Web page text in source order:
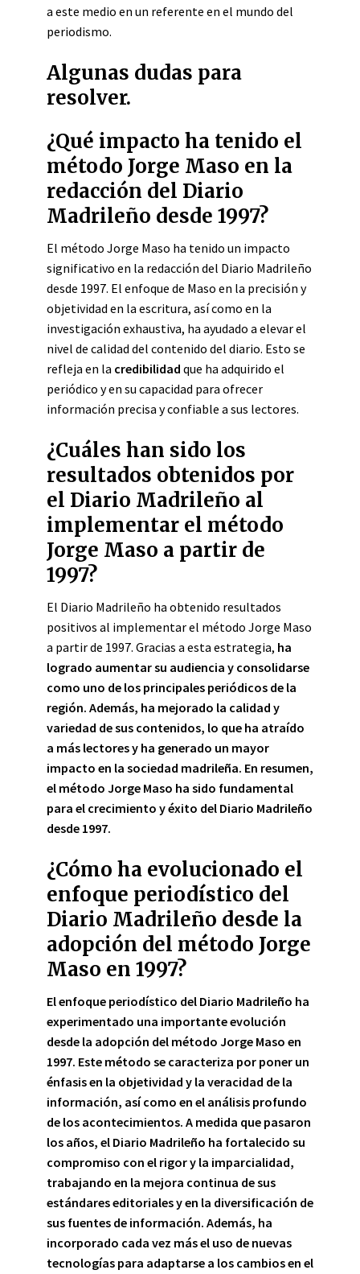
a este medio en un referente en el mundo del
periodismo.
Algunas dudas para
resolver.
¿Qué impacto ha tenido el
método Jorge Maso en la
redacción del Diario
Madrileño desde 1997?
El método Jorge Maso ha tenido un impacto
significativo en la redacción del Diario Madrileño
desde 1997. El enfoque de Maso en la precisión y
objetividad en la escritura, así como en la
investigación exhaustiva, ha ayudado a elevar el
nivel de calidad del contenido del diario. Esto se
refleja en la credibilidad que ha adquirido el
periódico y en su capacidad para ofrecer
información precisa y confiable a sus lectores.
¿Cuáles han sido los
resultados obtenidos por
el Diario Madrileño al
implementar el método
Jorge Maso a partir de
1997?
El Diario Madrileño ha obtenido resultados
positivos al implementar el método Jorge Maso
a partir de 1997. Gracias a esta estrategia, ha
logrado aumentar su audiencia y consolidarse
como uno de los principales periódicos de la
región. Además, ha mejorado la calidad y
variedad de sus contenidos, lo que ha atraído
a más lectores y ha generado un mayor
impacto en la sociedad madrileña. En resumen,
el método Jorge Maso ha sido fundamental
para el crecimiento y éxito del Diario Madrileño
desde 1997.
¿Cómo ha evolucionado el
enfoque periodístico del
Diario Madrileño desde la
adopción del método Jorge
Maso en 1997?
El enfoque periodístico del Diario Madrileño ha
experimentado una importante evolución
desde la adopción del método Jorge Maso en
1997. Este método se caracteriza por poner un
énfasis en la objetividad y la veracidad de la
información, así como en el análisis profundo
de los acontecimientos. A medida que pasaron
los años, el Diario Madrileño ha fortalecido su
compromiso con el rigor y la imparcialidad,
trabajando en la mejora continua de sus
estándares editoriales y en la diversificación de
sus fuentes de información. Además, ha
incorporado cada vez más el uso de nuevas
tecnologías para adaptarse a los cambios en el